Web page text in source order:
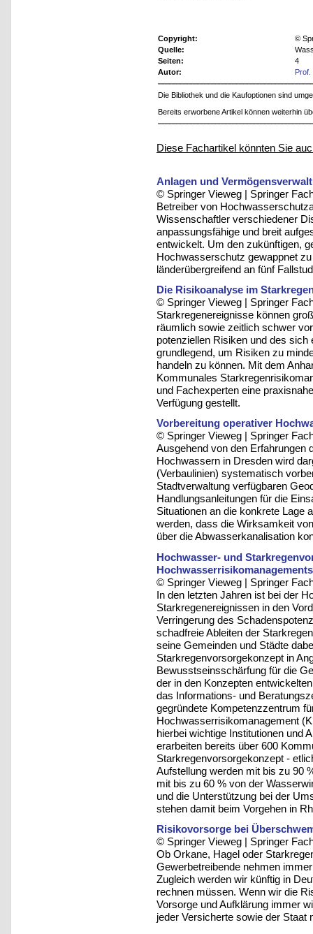
Copyright:
©
Quelle:
Seiten:
4
Autor:
Die Bibliothek und die Kaufoptionen sind
Bereits erworbene Artikel können weiterhin
Diese Fachartikel könnten Sie
Anlagen und
© Springer Vieweg | Springer
Betreiber von
Wissenschaftler verschiedener
anpassungsfähige und breit
entwickelt. Um den zukünftigen,
Hochwasserschutz gewappnet
länderübergreifend an fünf
Die Risikoanalyse im
© Springer Vieweg | Springer
Starkregenereignisse können
räumlich sowie zeitlich schwer
potenziellen Risiken und des
grundlegend, um Risiken zu
handeln zu können. Mit dem
Kommunales
und Fachexperten eine
Verfügung gestellt.
Vorbereitung operativer
© Springer Vieweg | Springer
Ausgehend von den Erfahrungen
Hochwassern in Dresden wird
(Verbaulinien) systematisch
Stadtverwaltung verfügbaren
Handlungsanleitungen für die
Situationen an die konkrete Lage
werden, dass die Wirksamkeit
über die Abwasserkanalisation
Hochwasser- und
© Springer Vieweg | Springer
In den letzten Jahren ist bei der
Starkregenereignissen in den
Verringerung des
schadfreie Ableiten der
seine Gemeinden und Städte
Starkregenvorsorgekonzept in
Bewusstseinsschärfung für die
der in den Konzepten
das Informations- und
gegründete Kompetenzzentrum
Hochwasserrisikomanagement
hierbei wichtige Institutionen und
erarbeiten bereits über 600
Starkregenvorsorgekonzept -
Aufstellung werden mit bis zu 90
mit bis zu 60 % von der
und die Unterstützung bei der
stehen damit beim Vorgehen in
Risikovorsorge bei
© Springer Vieweg | Springer
Ob Orkane, Hagel oder
Gewerbetreibende nehmen
Zugleich werden wir künftig in
rechnen müssen. Wenn wir die
Vorsorge und Aufklärung immer
jeder Versicherte sowie der